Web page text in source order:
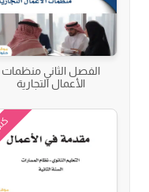
الفصل الثاني منظمات
الأعمال التجارية